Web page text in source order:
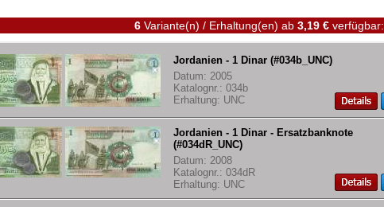
6Variante(n) / Erhaltung(en) ab 3,19 €verfügbar:
Jordanien - 1 Dinar (#034b_UNC)
Datum: 2005
Katalognr.: 034b
Erhaltung: UNC
Jordanien - 1 Dinar - Ersatzbanknote
(#034dR_UNC)
Datum: 2008
Katalognr.: 034dR
Erhaltung: UNC